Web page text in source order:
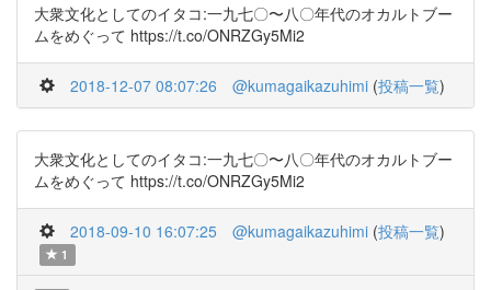
大衆文化としてのイタコ:一九七〇〜八〇年代のオカルトブー
ムをめぐって https://t.co/ONRZGy5Mi2
2018-12-07 08:07:26 @kumagaikazuhimi (投稿一覧)
大衆文化としてのイタコ:一九七〇〜八〇年代のオカルトブー
ムをめぐって https://t.co/ONRZGy5Mi2
2018-09-10 16:07:25 @kumagaikazuhimi (投稿一覧)
1